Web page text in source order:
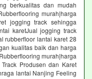
berkualitas dan mudah
murah|harga
jogging track sehingga
karetJual jogging track
rubberfloor lantai karet 28
kualitas baik dan harga
murah|harga
Produsen dan Karet
lantai Nanjing Feeling